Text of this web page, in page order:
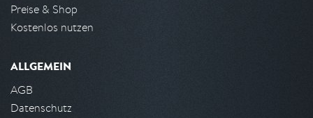
Preise & Shop
Kostenlos nutzen
ALLGEMEIN
AGB
Datenschutz